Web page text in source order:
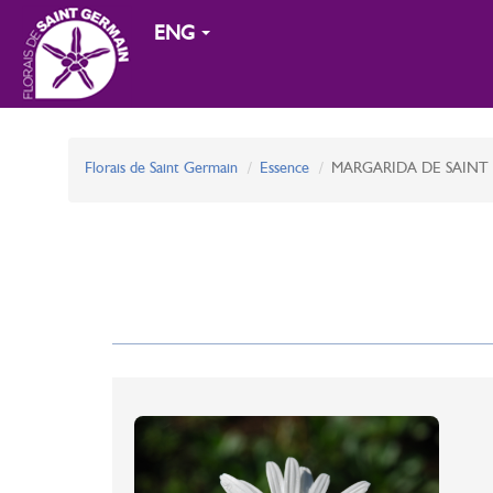
ENG
Florais de Saint Germain Essence MARGARIDA DE